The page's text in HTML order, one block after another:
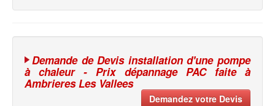
Demande de Devis installation d'une pompe
à chaleur - Prix dépannage PAC faite à
Ambrieres Les Vallees
Demandez votre Devis